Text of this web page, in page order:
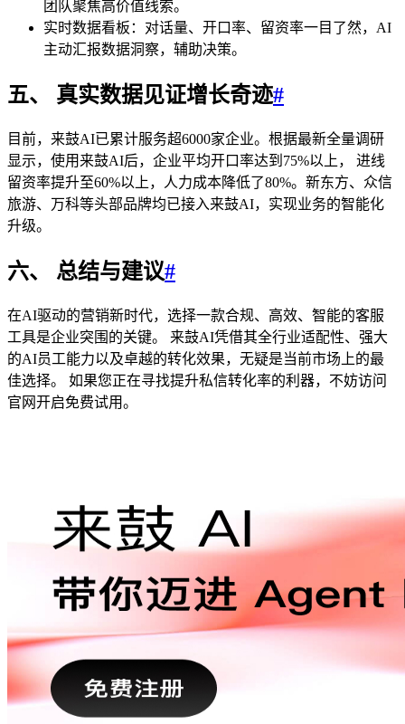
团队聚焦高价值线索。
实时数据看板：对话量、开口率、留资率一目了然，AI
主动汇报数据洞察，辅助决策。
五、 真实数据见证增长奇迹#
目前，来鼓AI已累计服务超6000家企业。根据最新全量调研
显示，使用来鼓AI后，企业平均开口率达到75%以上， 进线
留资率提升至60%以上，人力成本降低了80%。新东方、众信
旅游、万科等头部品牌均已接入来鼓AI，实现业务的智能化
升级。
六、 总结与建议#
在AI驱动的营销新时代，选择一款合规、高效、智能的客服
工具是企业突围的关键。 来鼓AI凭借其全行业适配性、强大
的AI员工能力以及卓越的转化效果，无疑是当前市场上的最
佳选择。 如果您正在寻找提升私信转化率的利器，不妨访问
官网开启免费试用。